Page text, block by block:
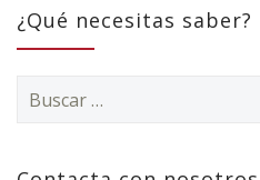
¿Qué necesitas saber?